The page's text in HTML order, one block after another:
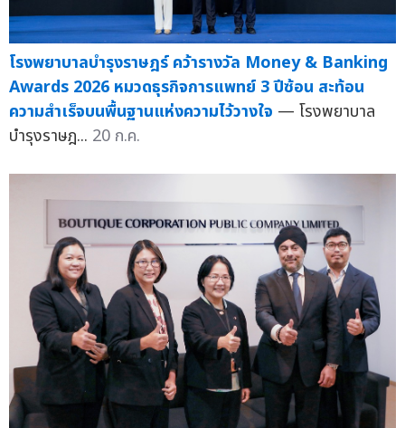
โรงพยาบาลบำรุงราษฎร์ คว้ารางวัล Money & Banking
Awards 2026 หมวดธุรกิจการแพทย์ 3 ปีซ้อน สะท้อน
ความสำเร็จบนพื้นฐานแห่งความไว้วางใจ — โรงพยาบาล
บำรุงราษฎ... 20 ก.ค.